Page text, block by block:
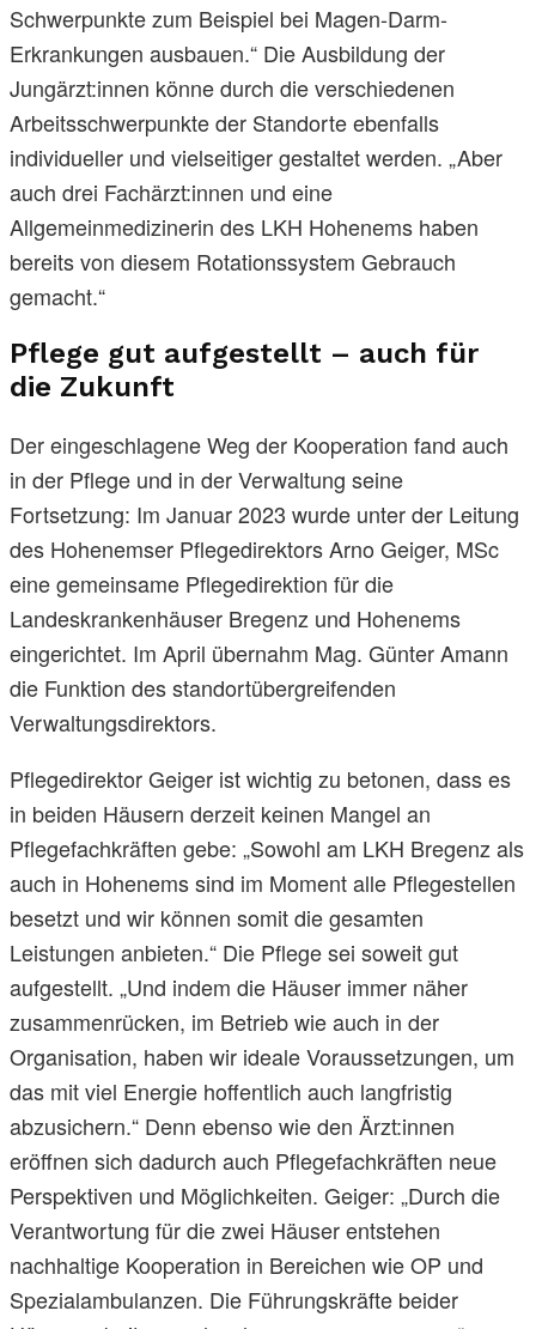
Schwerpunkte zum Beispiel bei Magen-Darm-
Erkrankungen ausbauen.“ Die Ausbildung der
Jungärzt:innen könne durch die verschiedenen
Arbeitsschwerpunkte der Standorte ebenfalls
individueller und vielseitiger gestaltet werden. „Aber
auch drei Fachärzt:innen und eine
Allgemeinmedizinerin des LKH Hohenems haben
bereits von diesem Rotationssystem Gebrauch
gemacht.“
Pflege gut aufgestellt – auch für
die Zukunft
Der eingeschlagene Weg der Kooperation fand auch
in der Pflege und in der Verwaltung seine
Fortsetzung: Im Januar 2023 wurde unter der Leitung
des Hohenemser Pflegedirektors Arno Geiger, MSc
eine gemeinsame Pflegedirektion für die
Landeskrankenhäuser Bregenz und Hohenems
eingerichtet. Im April übernahm Mag. Günter Amann
die Funktion des standortübergreifenden
Verwaltungsdirektors.
Pflegedirektor Geiger ist wichtig zu betonen, dass es
in beiden Häusern derzeit keinen Mangel an
Pflegefachkräften gebe: „Sowohl am LKH Bregenz als
auch in Hohenems sind im Moment alle Pflegestellen
besetzt und wir können somit die gesamten
Leistungen anbieten.“ Die Pflege sei soweit gut
aufgestellt. „Und indem die Häuser immer näher
zusammenrücken, im Betrieb wie auch in der
Organisation, haben wir ideale Voraussetzungen, um
das mit viel Energie hoffentlich auch langfristig
abzusichern.“ Denn ebenso wie den Ärzt:innen
eröffnen sich dadurch auch Pflegefachkräften neue
Perspektiven und Möglichkeiten. Geiger: „Durch die
Verantwortung für die zwei Häuser entstehen
nachhaltige Kooperation in Bereichen wie OP und
Spezialambulanzen. Die Führungskräfte beider